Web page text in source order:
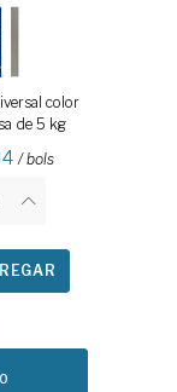
color
de 5 kg
/ bols